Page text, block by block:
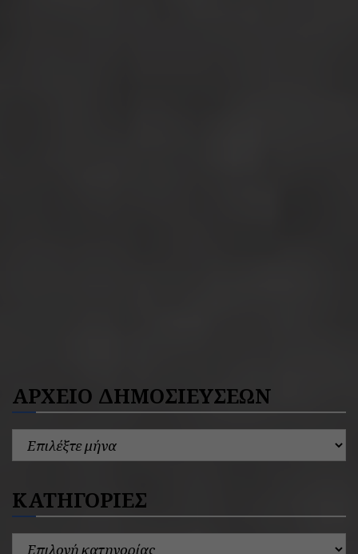
ΑΡΧΕΙΟ ΔΗΜΟΣΙΕΥΣΕΩΝ
ΚΑΤΗΓΟΡΙΕΣ